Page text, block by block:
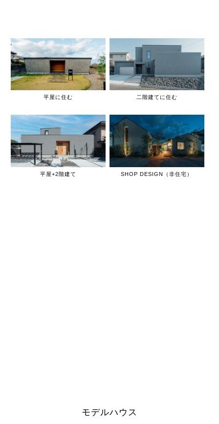
平屋に住む 二階建てに住む
平屋+2階建て SHOP DESIGN（非住宅）
モデルハウス